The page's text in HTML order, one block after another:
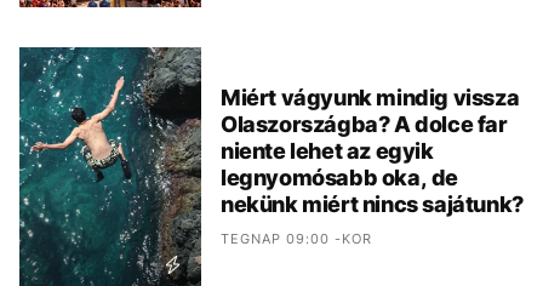
Miért vágyunk mindig vissza
Olaszországba? A dolce far
niente lehet az egyik
legnyomósabb oka, de
nekünk miért nincs sajátunk?
TEGNAP 09:00 -KOR